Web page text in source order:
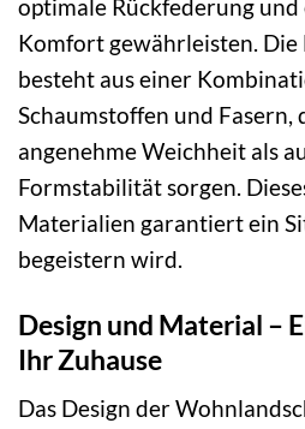
optimale Rückfederung
Komfort gewährleisten.
besteht aus einer
Schaumstoffen und Fasern,
angenehme Weichheit als
Formstabilität sorgen.
Materialien garantiert ein
begeistern wird.
Design und Material –
Ihr Zuhause
Das Design der